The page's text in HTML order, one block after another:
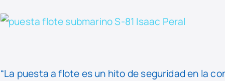
“La puesta a flote es un hito de seguridad en la